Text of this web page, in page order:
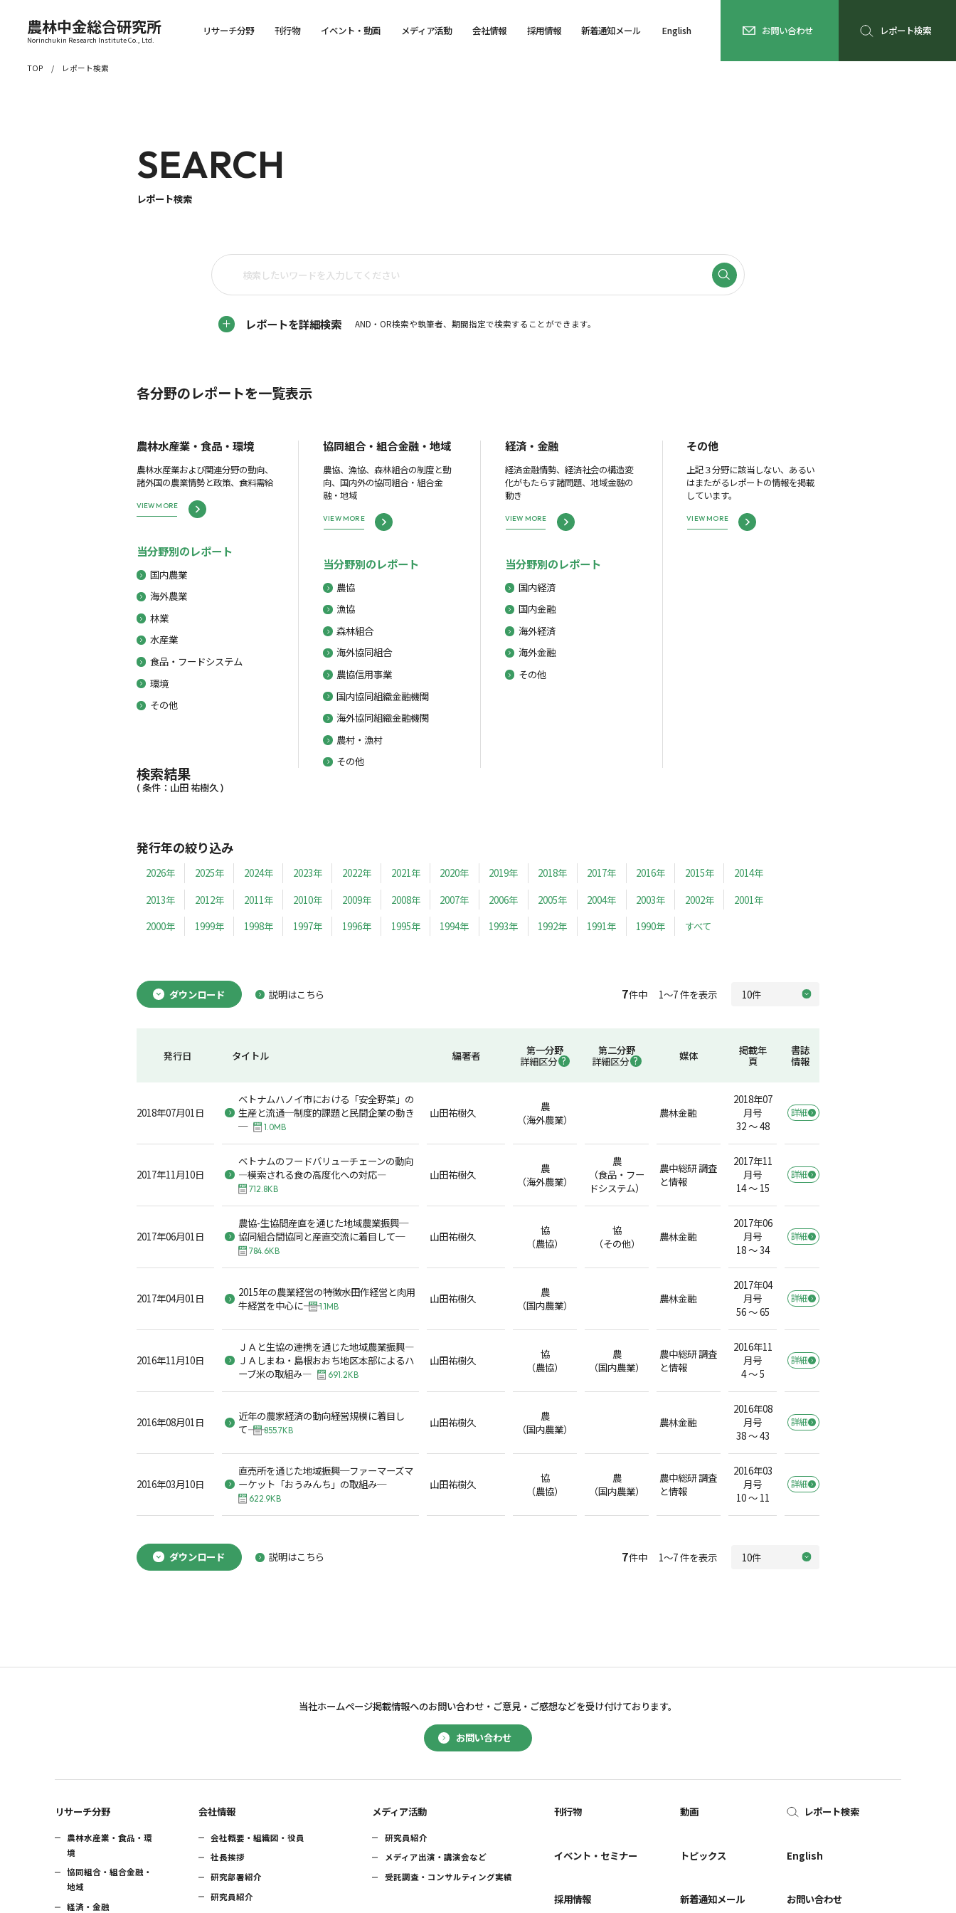
農林中金総合研究所
Norinchukin Research Institute Co., Ltd.
リサーチ分野 刊行物 イベント・動画 メディア活動 会社情報 採用情報 新着通知メール English お問い合わせ レポート検索
TOP レポート検索
SEARCH
レポート検索
レポートを詳細検索 AND・OR検索や執筆者、期間指定で検索することができます。
各分野のレポートを一覧表示
農林水産業・食品・環境
農林水産業および関連分野の動向、
諸外国の農業情勢と政策、食料需給
VIEW MORE
当分野別のレポート
国内農業
海外農業
林業
水産業
食品・フードシステム
環境
その他
協同組合・組合金融・地域
農協、漁協、森林組合の制度と動
向、国内外の協同組合・組合金
融・地域
VIEW MORE
当分野別のレポート
農協
漁協
森林組合
海外協同組合
農協信用事業
国内協同組織金融機関
海外協同組織金融機関
農村・漁村
その他
経済・金融
経済金融情勢、経済社会の構造変
化がもたらす諸問題、地域金融の
動き
VIEW MORE
当分野別のレポート
国内経済
国内金融
海外経済
海外金融
その他
その他
上記３分野に該当しない、あるい
はまたがるレポートの情報を掲載
しています。
VIEW MORE
検索結果
( 条件：山田 祐樹久 )
発行年の絞り込み
2026年 2025年 2024年 2023年 2022年 2021年 2020年 2019年 2018年 2017年 2016年 2015年
2014年
2013年
2012年 2011年 2010年 2009年 2008年 2007年 2006年 2005年 2004年 2003年 2002年
2001年
2000年
1999年 1998年 1997年 1996年 1995年 1994年 1993年 1992年 1991年 1990年 すべて
ダウンロード 説明はこちら 7件中 1～7 件を表示
発行日 タイトル 編著者
第一分野
詳細区分
第二分野
詳細区分
媒体
掲載年
頁
書誌
情報
2018年07月01日
ベトナムハノイ市における「安全野菜」の
生産と流通─制度的課題と民間企業の動き
─
1.0MB
山田祐樹久
農
（海外農業）
農林金融
2018年07
月号
32 ～ 48
詳細
2017年11月10日
ベトナムのフードバリューチェーンの動向
―模索される食の高度化への対応―
712.8KB
山田祐樹久
農
（海外農業）
農
（食品・フー
ドシステム）
農中総研 調査
と情報
2017年11
月号
14 ～ 15
詳細
2017年06月01日
農協-生協間産直を通じた地域農業振興─
協同組合間協同と産直交流に着目して─
784.6KB
山田祐樹久
協
（農協）
協
（その他）
農林金融
2017年06
月号
18 ～ 34
詳細
2017年04月01日
2015年の農業経営の特徴――水田作経営と肉用
牛経営を中心に――
1.1MB
山田祐樹久
農
（国内農業）
農林金融
2017年04
月号
56 ～ 65
詳細
2016年11月10日
ＪＡと生協の連携を通じた地域農業振興―
ＪＡしまね・島根おおち地区本部によるハ
ーブ米の取組み―
691.2KB
山田祐樹久
協
（農協）
農
（国内農業）
農中総研 調査
と情報
2016年11
月号
4 ～ 5
詳細
2016年08月01日
近年の農家経済の動向――経営規模に着目し
て――
855.7KB
山田祐樹久
農
（国内農業）
農林金融
2016年08
月号
38 ～ 43
詳細
2016年03月10日
直売所を通じた地域振興─ファーマーズマ
ーケット「おうみんち」の取組み─
622.9KB
山田祐樹久
協
（農協）
農
（国内農業）
農中総研 調査
と情報
2016年03
月号
10 ～ 11
詳細
ダウンロード 説明はこちら 7件中 1～7 件を表示
お問い合わせ
当社ホームページ掲載情報へのお問い合わせ・ ご意見・ご感想などを受け付けております。
リサーチ分野
農林水産業・食品・環
境
協同組合・組合金融・
地域
経済・金融
会社情報
会社概要・組織図・役員
社長挨拶
研究部署紹介
研究員紹介
メディア活動
研究員紹介
メディア出演・講演会など
受託調査・コンサルティング実績
刊行物
イベント・セミナー
採用情報
動画
トピックス
新着通知メール
レポート検索
English
お問い合わせ